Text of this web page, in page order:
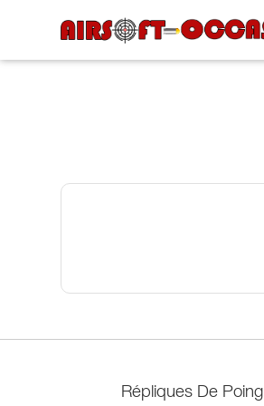
Répliques De Poing